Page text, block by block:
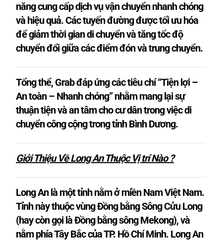
năng cung cấp dịch vụ vận chuyển nhanh chóng
và hiệu quả. Các tuyến đường được tối ưu hóa
để giảm thời gian di chuyển và tăng tốc độ
chuyển đổi giữa các điểm đón và trung chuyển.
Tổng thể, Grab đáp ứng các tiêu chí “Tiện lợi –
An toàn – Nhanh chóng” nhằm mang lại sự
thuận tiện và an tâm cho cư dân trong việc di
chuyển công cộng trong tỉnh Bình Dương.
Giới Thiệu Về Long An Thuộc Vị trí Nào ?
Long An là một tỉnh nằm ở miền Nam Việt Nam.
Tỉnh này thuộc vùng Đồng bằng Sông Cửu Long
(hay còn gọi là Đồng bằng sông Mekong), và
nằm phía Tây Bắc của TP. Hồ Chí Minh. Long An